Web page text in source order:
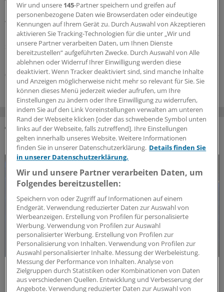
KI im Alltags-Check: So urteilen zwei Kollegen
Wo kann Künstliche Intelligenz tatsächlich im
Praxisalltag unterstützen? Und was braucht es, damit sie
sich gut in die vorhandene Praxis-IT-Infrastruktur
integriert? Zwei Kollegen geben Tipps.
05.07.2026
DAS KÖNNTE SIE AUCH INTERESSIEREN
Forschungs-Update
Neue Antibiotika-Studie entschlüsselt
besonderen Wirkmechanismus
Wir und unsere 145-Partner speichern und greifen auf
personenbezogene Daten wie Browserdaten oder eindeutige
Kennungen auf Ihrem Gerät zu. Durch Auswahl von Akzeptieren
aktivieren Sie Tracking-Technologien für die unter „Wir und
unsere Partner verarbeiten Daten, um Ihnen Dienste
bereitzustellen“ aufgeführten Zwecke. Durch Auswahl von Alle
ablehnen oder Widerruf Ihrer Einwilligung werden diese
deaktiviert. Wenn Tracker deaktiviert sind, sind manche Inhalte
und Anzeigen möglicherweise nicht mehr so relevant für Sie. Sie
können dieses Menü jederzeit wieder aufrufen, um Ihre
Einstellungen zu ändern oder Ihre Einwilligung zu widerrufen,
indem Sie auf den Link Voreinstellungen verwalten am unteren
Rand der Webseite klicken [oder das schwebende Symbol unten
links auf der Webseite, falls zutreffend]. Ihre Einstellungen
gelten innerhalb unseres Website. Weitere Informationen
finden Sie in unserer Datenschutzerklärung. Details finden Sie
in unserer Datenschutzerklärung.
Wir und unsere Partner verarbeiten Daten, um
Folgendes bereitzustellen:
Speichern von oder Zugriff auf Informationen auf einem
Endgerät. Verwendung reduzierter Daten zur Auswahl von
Werbeanzeigen. Erstellung von Profilen für personalisierte
Werbung. Verwendung von Profilen zur Auswahl
personalisierter Werbung. Erstellung von Profilen zur
Personalisierung von Inhalten. Verwendung von Profilen zur
Auswahl personalisierter Inhalte. Messung der Werbeleistung.
Messung der Performance von Inhalten. Analyse von
Zielgruppen durch Statistiken oder Kombinationen von Daten
aus verschiedenen Quellen. Entwicklung und Verbesserung der
Angebote. Verwendung reduzierter Daten zur Auswahl von